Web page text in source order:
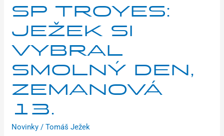
SP TROYES:
JEŽEK SI
VYBRAL
SMOLNÝ DEN,
ZEMANOVÁ
13.
Novinky /Tomáš Ježek